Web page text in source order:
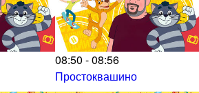
08:50 - 08:56
Простоквашино